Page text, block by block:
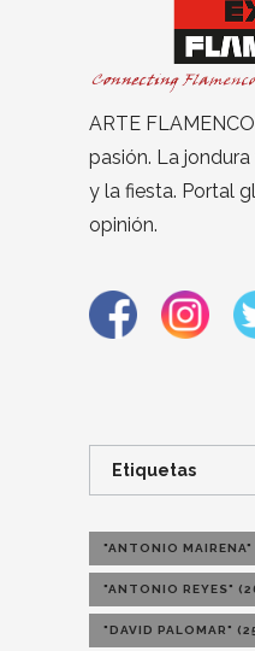
ARTE
pasión. La
y la fiesta. Portal
opinión.
Etiquetas
"ANTONIO MAIRENA"
"ANTONIO REYES"
"DAVID PALOMAR"